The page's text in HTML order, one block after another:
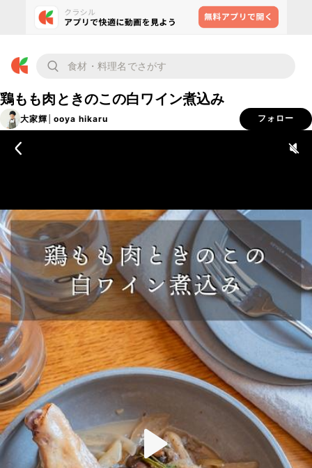
鶏もも肉ときのこの白ワイン煮込み
大家輝│ooya hikaru フォロー